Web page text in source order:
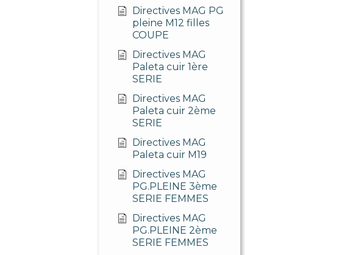
Directives MAG PG
pleine M12 filles
COUPE
Directives MAG
Paleta cuir 1ère
SERIE
Directives MAG
Paleta cuir 2ème
SERIE
Directives MAG
Paleta cuir M19
Directives MAG
PG.PLEINE 3ème
SERIE FEMMES
Directives MAG
PG.PLEINE 2ème
SERIE FEMMES